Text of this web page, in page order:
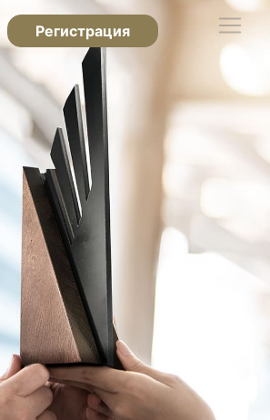
Регистрация